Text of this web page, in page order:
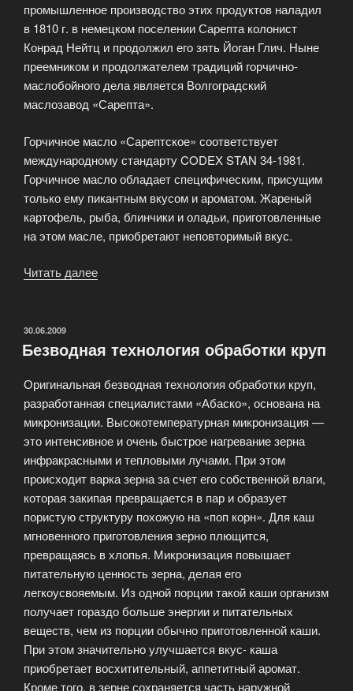
промышленное производство этих продуктов наладил
в 1810 г. в немецком поселении Сарепта колонист
Конрад Нейтц и продолжил его зять Йоган Глич. Ныне
преемником и продолжателем традиций горчично-
маслобойного дела является Волгоградский
маслозавод «Сарепта».
Горчичное масло «Сарептское» соответствует
международному стандарту CODEX STAN 34-1981.
Горчичное масло обладает специфическим, присущим
только ему пикантным вкусом и ароматом. Жареный
картофель, рыба, блинчики и оладьи, приготовленные
на этом масле, приобретают неповторимый вкус.
Читать далее
русской
ОПУБЛИКОВАНО
30.06.2009
Безводная технология обработки круп
Оригинальная безводная технология обработки круп,
разработанная специалистами «Абаско», основана на
микронизации. Высокотемпературная микронизация —
это интенсивное и очень быстрое нагревание зерна
инфракрасными и тепловыми лучами. При этом
происходит варка зерна за счет его собственной влаги,
которая закипая превращается в пар и образует
пористую структуру похожую на «поп корн». Для каш
мгновенного приготовления зерно плющится,
превращаясь в хлопья. Микронизация повышает
питательную ценность зерна, делая его
легкоусвояемым. Из одной порции такой каши организм
получает гораздо больше энергии и питательных
веществ, чем из порции обычно приготовленной каши.
При этом значительно улучшается вкус- каша
приобретает восхитительный, аппетитный аромат.
Кроме того, в зерне сохраняется часть наружной